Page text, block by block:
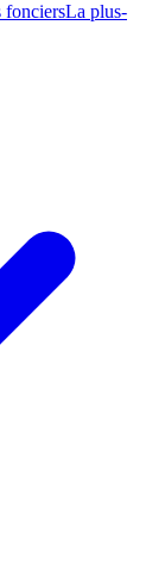
fonciersLa plus-